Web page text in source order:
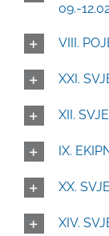
09.-
VIII.
XXI.
XII.
IX.
XX.
XIV.